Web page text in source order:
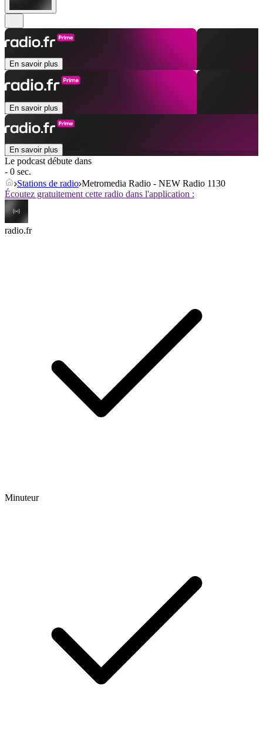
En savoir plus
En savoir plus
En savoir plus
Le podcast débute dans
- 0 sec.
Stations de radio Metromedia Radio - NEW Radio 1130
Écoutez gratuitement cette radio dans l'application :
radio.fr
Minuteur